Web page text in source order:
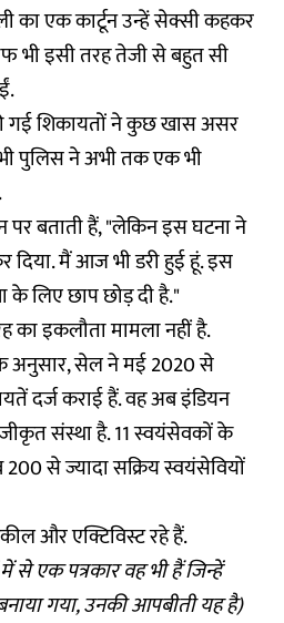
का एक कार्टून उन्हें सेक्सी कहकर
भी इसी तरह तेजी से बहुत सी
गई शिकायतों ने कुछ खास असर
भी पुलिस ने अभी तक एक भी
बताती हैं, "लेकिन इस घटना ने
दिया. मैं आज भी डरी हुई हूं. इस
के लिए छाप छोड़ दी है."
का इकलौता मामला नहीं है.
सेल ने मई 2020 से
दर्ज कराई हैं. वह अब इंडियन
संस्था है. 11 स्वयंसेवकों के
से ज्यादा सक्रिय स्वयंसेवियों
और एक्टिविस्ट रहे हैं.
एक पत्रकार वह भी हैं जिन्हें
गया, उनकी आपबीती यह है)